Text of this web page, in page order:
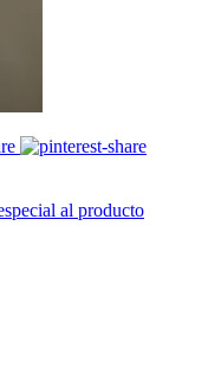
al producto